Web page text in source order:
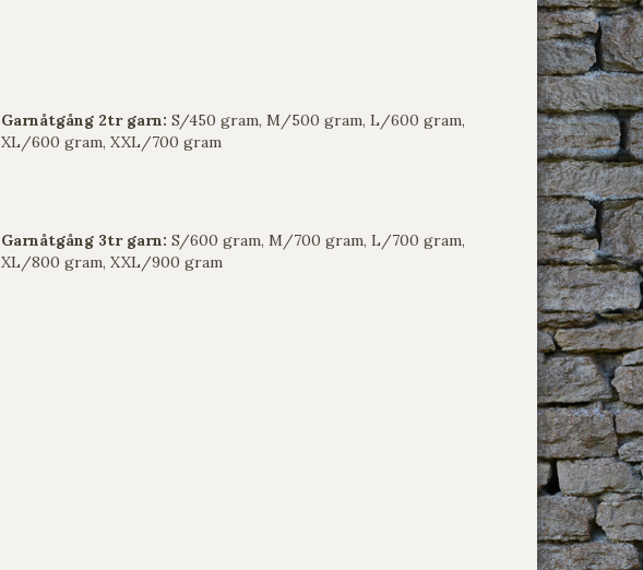
Garnåtgång 2tr garn: S/450 gram, M/500 gram, L/600 gram,
XL/600 gram, XXL/700 gram
Garnåtgång 3tr garn: S/600 gram, M/700 gram, L/700 gram,
XL/800 gram, XXL/900 gram